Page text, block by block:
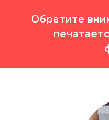
Обратите